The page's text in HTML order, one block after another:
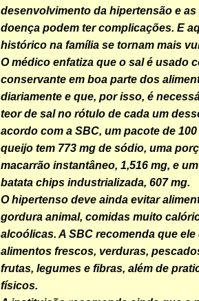
desenvolvimento da hipertensão e
doença podem ter complicações. E
histórico na família se tornam mais
O médico enfatiza que o sal é usado
conservante em boa parte dos
diariamente e que, por isso, é
teor de sal no rótulo de cada um
acordo com a SBC, um pacote de
queijo tem 773 mg de sódio, uma
macarrão instantâneo, 1,516 mg, e
batata chips industrializada, 607 mg.
O hipertenso deve ainda evitar
gordura animal, comidas muito
alcoólicas. A SBC recomenda que
alimentos frescos, verduras,
frutas, legumes e fibras, além de
físicos.